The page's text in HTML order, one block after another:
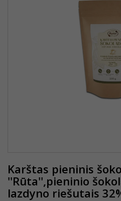
Karštas pieninis
''Rūta'',pieninio
lazdyno riešutais